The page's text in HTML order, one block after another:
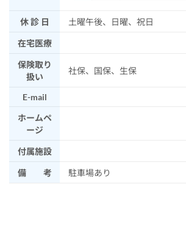
休 診 日 土曜午後、日曜、祝日
在宅医療
保険取り
扱い
社保、国保、生保
E-mail
ホームペ
ージ
付属施設
備 考 駐車場あり